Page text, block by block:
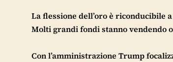
La flessione dell’oro è riconducibile
Molti grandi fondi stanno
Con l’amministrazione Trump